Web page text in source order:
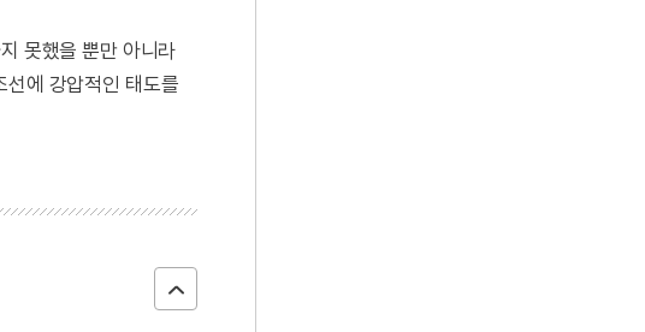
못했을 뿐만 아니라
선에 강압적인 태도를